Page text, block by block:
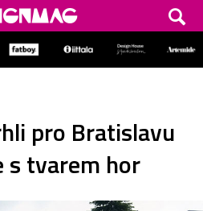
pro Bratislavu
s tvarem hor